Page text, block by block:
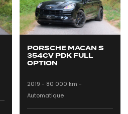
PORSCHE MACAN S
354CV PDK FULL
OPTION
2019 - 80 000 km -
Automatique